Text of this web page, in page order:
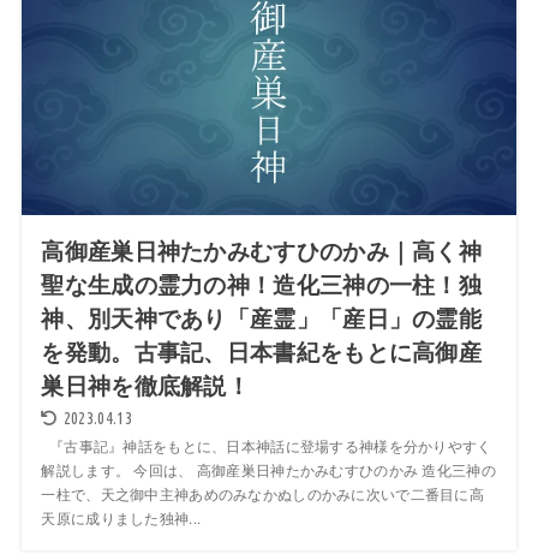
高御産巣日神たかみむすひのかみ｜高く神
聖な生成の霊力の神！造化三神の一柱！独
神、別天神であり「産霊」「産日」の霊能
を発動。古事記、日本書紀をもとに高御産
巣日神を徹底解説！
2023.04.13
『古事記』神話をもとに、日本神話に登場する神様を分かりやすく
解説します。 今回は、 高御産巣日神たかみむすひのかみ 造化三神の
一柱で、天之御中主神あめのみなかぬしのかみに次いで二番目に高
天原に成りました独神...